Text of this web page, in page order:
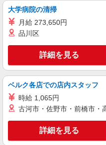
アルバイト パート
すき家 日野大坂上店
すき家の
ど）
時給
高校生時給
＋150円東京都日
キープ
パート
ビッグボーイ 豊田店
大学病院の清掃
月給 273,650円
品川区
詳細を見る
ベルク各店での店内スタッフ
時給 1,065円
古河市・佐野市・前橋市・
詳細を見る